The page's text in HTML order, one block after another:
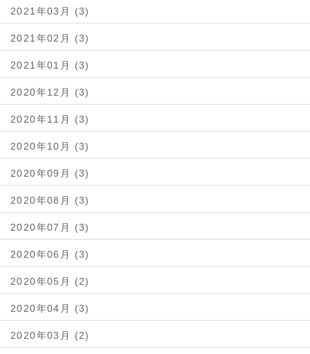
2021年03月 (3)
2021年02月 (3)
2021年01月 (3)
2020年12月 (3)
2020年11月 (3)
2020年10月 (3)
2020年09月 (3)
2020年08月 (3)
2020年07月 (3)
2020年06月 (3)
2020年05月 (2)
2020年04月 (3)
2020年03月 (2)